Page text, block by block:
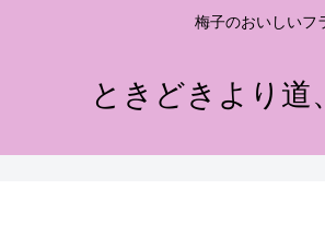
梅子のおいしいフ
ときどきより道